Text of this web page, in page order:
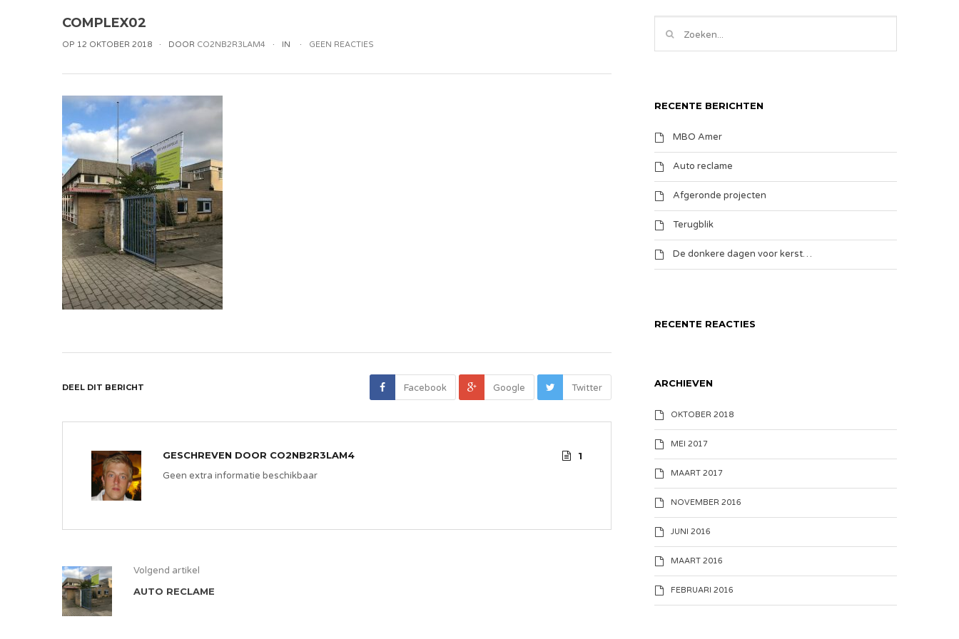
COMPLEX02
OP 12 OKTOBER 2018 DOOR CO2NB2R3LAM4 IN GEEN REACTIES
DEEL DIT BERICHT Twitter
Google
Facebook
GESCHREVEN DOOR CO2NB2R3LAM4
1
Geen extra informatie beschikbaar
Volgend artikel
AUTO RECLAME
RECENTE BERICHTEN
MBO Amer
Auto reclame
Afgeronde projecten
Terugblik
De donkere dagen voor kerst…
RECENTE REACTIES
ARCHIEVEN
OKTOBER 2018
MEI 2017
MAART 2017
NOVEMBER 2016
JUNI 2016
MAART 2016
FEBRUARI 2016